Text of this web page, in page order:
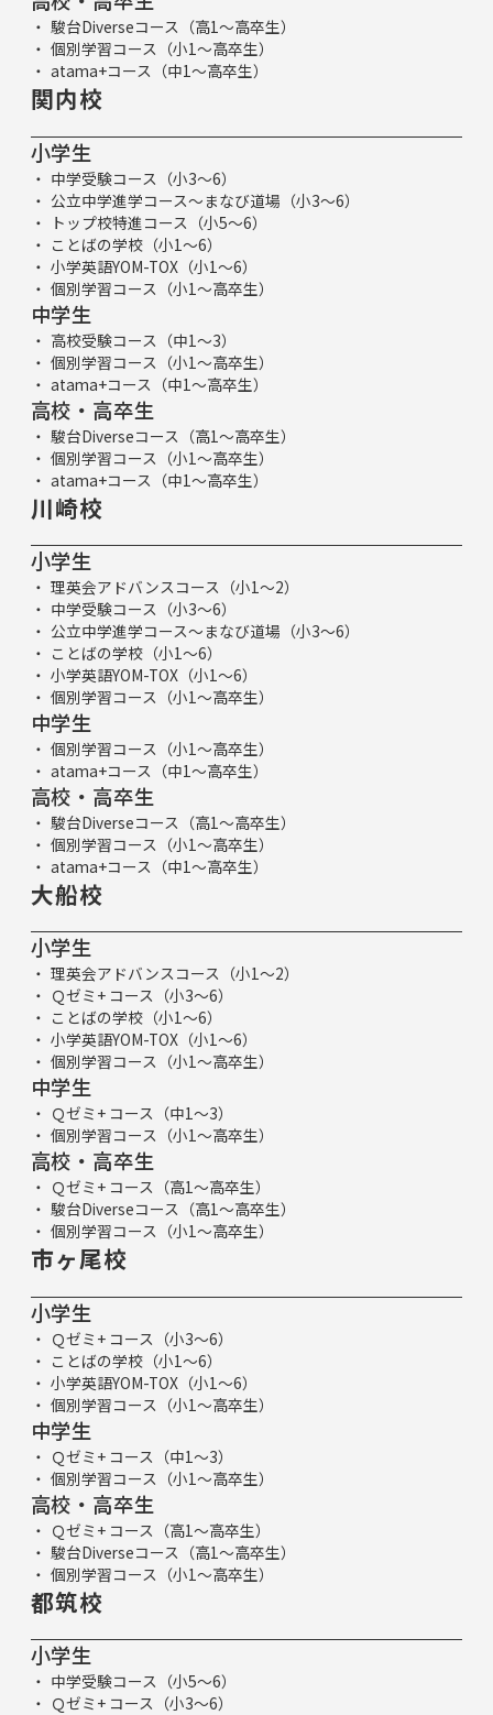
駿台Diverseコース（高1～高卒生）
個別学習コース（小1～高卒生）
atama+コース（中1～高卒生）
関内校
小学生
中学受験コース（小3～6）
公立中学進学コース～まなび道場（小3～6）
トップ校特進コース（小5～6）
ことばの学校（小1～6）
小学英語YOM-TOX（小1～6）
個別学習コース（小1～高卒生）
中学生
高校受験コース（中1～3）
個別学習コース（小1～高卒生）
atama+コース（中1～高卒生）
高校・高卒生
駿台Diverseコース（高1～高卒生）
個別学習コース（小1～高卒生）
atama+コース（中1～高卒生）
川崎校
小学生
理英会アドバンスコース（小1～2）
中学受験コース（小3～6）
公立中学進学コース～まなび道場（小3～6）
ことばの学校（小1～6）
小学英語YOM-TOX（小1～6）
個別学習コース（小1～高卒生）
中学生
個別学習コース（小1～高卒生）
atama+コース（中1～高卒生）
高校・高卒生
駿台Diverseコース（高1～高卒生）
個別学習コース（小1～高卒生）
atama+コース（中1～高卒生）
大船校
小学生
理英会アドバンスコース（小1～2）
Ｑゼミ+ コース（小3～6）
ことばの学校（小1～6）
小学英語YOM-TOX（小1～6）
個別学習コース（小1～高卒生）
中学生
Ｑゼミ+ コース（中1～3）
個別学習コース（小1～高卒生）
高校・高卒生
Ｑゼミ+ コース（高1～高卒生）
駿台Diverseコース（高1～高卒生）
個別学習コース（小1～高卒生）
市ヶ尾校
小学生
Ｑゼミ+ コース（小3～6）
ことばの学校（小1～6）
小学英語YOM-TOX（小1～6）
個別学習コース（小1～高卒生）
中学生
Ｑゼミ+ コース（中1～3）
個別学習コース（小1～高卒生）
高校・高卒生
Ｑゼミ+ コース（高1～高卒生）
駿台Diverseコース（高1～高卒生）
個別学習コース（小1～高卒生）
都筑校
小学生
中学受験コース（小5～6）
Ｑゼミ+ コース（小3～6）